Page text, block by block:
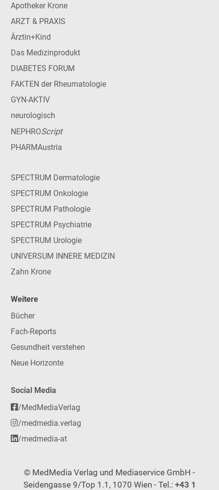
Apotheker Krone
ARZT & PRAXIS
Ärztin+Kind
Das Medizinprodukt
DIABETES FORUM
FAKTEN der Rheumatologie
GYN-AKTIV
neurologisch
NEPHROScript
PHARMAustria
SPECTRUM Dermatologie
SPECTRUM Onkologie
SPECTRUM Pathologie
SPECTRUM Psychiatrie
SPECTRUM Urologie
UNIVERSUM INNERE MEDIZIN
Zahn Krone
Weitere
Bücher
Fach-Reports
Gesundheit verstehen
Neue Horizonte
Social Media
/MedMediaVerlag
/medmedia.verlag
/medmedia-at
© MedMedia Verlag und Mediaservice GmbH -
Seidengasse 9/Top 1.1, 1070 Wien - Tel.: +43 1